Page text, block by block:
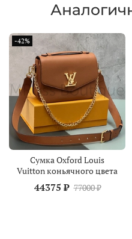
-42%
Сумка Oxford Louis
Vuitton коньячного цвета
44375 ₽ 77000 ₽